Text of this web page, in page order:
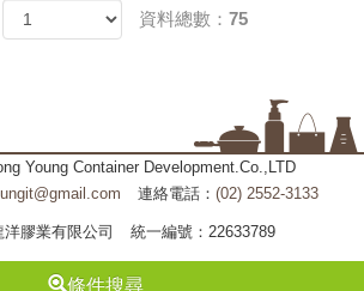
條件搜尋
資料總數：75
Young Container Development.Co.,LTD
連絡電話： (02) 2552-3133
膠業有限公司 統一編號：22633789